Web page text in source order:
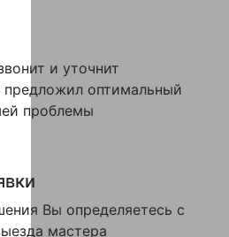
и уточнит
оптимальный
проблемы
Вы определяетесь с
мастера